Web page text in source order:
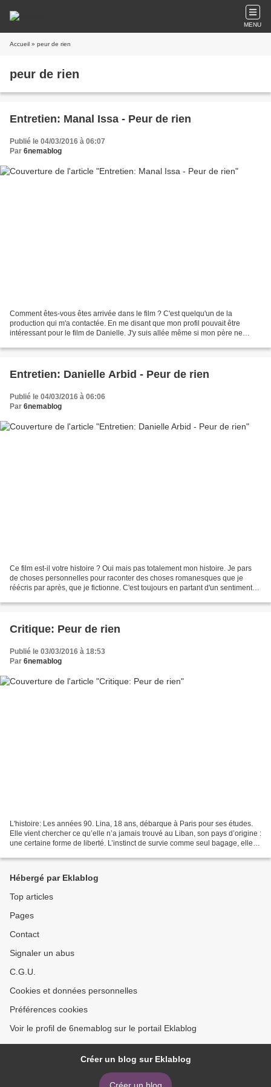
MENU
Accueil » peur de rien
peur de rien
Entretien: Manal Issa - Peur de rien
Publié le 04/03/2016 à 06:07
Par 6nemablog
Comment êtes-vous êtes arrivée dans le film ? C'est quelqu'un de la
production qui m'a contactée. En me disant que mon profil pouvait être
intéressant pour le film de Danielle. J'y suis allée même si mon père ne
Entretien: Danielle Arbid - Peur de rien
Publié le 04/03/2016 à 06:06
Par 6nemablog
Ce film est-il votre histoire ? Oui mais pas totalement mon histoire. Je pars
de choses personnelles pour raconter des choses romanesques que je
réécris par après, que je fictionne. C'est toujours en partant d'un sentiment
Critique: Peur de rien
Publié le 03/03/2016 à 18:53
Par 6nemablog
L'histoire: Les années 90. Lina, 18 ans, débarque à Paris pour ses études.
Elle vient chercher ce qu’elle n’a jamais trouvé au Liban, son pays d’origine :
une certaine forme de liberté. L’instinct de survie comme seul bagage, elle
Hébergé par Eklablog
Top articles
Pages
Contact
Signaler un abus
C.G.U.
Cookies et données personnelles
Préférences cookies
Voir le profil de 6nemablog sur le portail Eklablog
Créer un blog sur Eklablog